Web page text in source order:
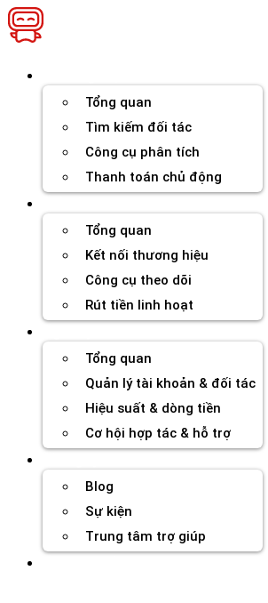
Chuyển
đến
Tổng quan
Tìm kiếm đối tác
Công cụ phân tích
Thanh toán chủ động
Tổng quan
Kết nối thương hiệu
Công cụ theo dõi
Rút tiền linh hoạt
Tổng quan
Quản lý tài khoản & đối tác
Hiệu suất & dòng tiền
Cơ hội hợp tác & hỗ trợ
Blog
Sự kiện
Trung tâm trợ giúp